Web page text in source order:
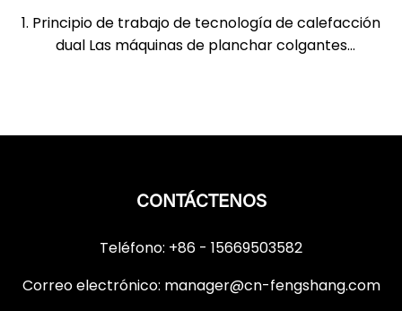
1. Principio de trabajo de tecnología de calefacción
dual Las máquinas de planchar colgantes
CONTÁCTENOS
Teléfono: +86 - 15669503582
Correo electrónico: manager@cn-fengshang.com